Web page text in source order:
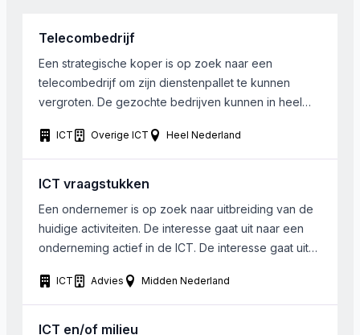
Telecombedrijf
Een strategische koper is op zoek naar een
telecombedrijf om zijn dienstenpallet te kunnen
vergroten. De gezochte bedrijven kunnen in heel
Holland
ICT Overige ICT Heel Nederland
ICT vraagstukken
Een ondernemer is op zoek naar uitbreiding van de
huidige activiteiten. De interesse gaat uit naar een
onderneming actief in de ICT. De interesse gaat uit
private cloud, support. De omzet ligt bij voorkeur
tussen de 2 en 5 miljoen Euro. Het bedrijf is
gevestigd in Midden […]
ICT Advies Midden Nederland
ICT en/of milieu